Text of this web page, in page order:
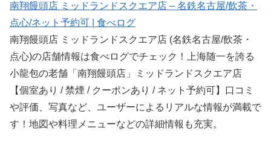
南翔饅頭店 ミッドランドスクエア店 – 名鉄名古屋/飲茶・
点心/ネット予約可 | 食べログ
南翔饅頭店 ミッドランドスクエア店 (名鉄名古屋/飲茶・
点心)の店舗情報は食べログでチェック！上海随一を誇る
小龍包の老舗「南翔饅頭店」ミッドランドスクエア店
【個室あり / 禁煙 / クーポンあり / ネット予約可】口コミ
や評価、写真など、ユーザーによるリアルな情報が満載で
す！地図や料理メニューなどの詳細情報も充実。